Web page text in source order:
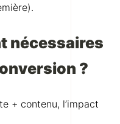
nécessaires
?
+ contenu, l’impact